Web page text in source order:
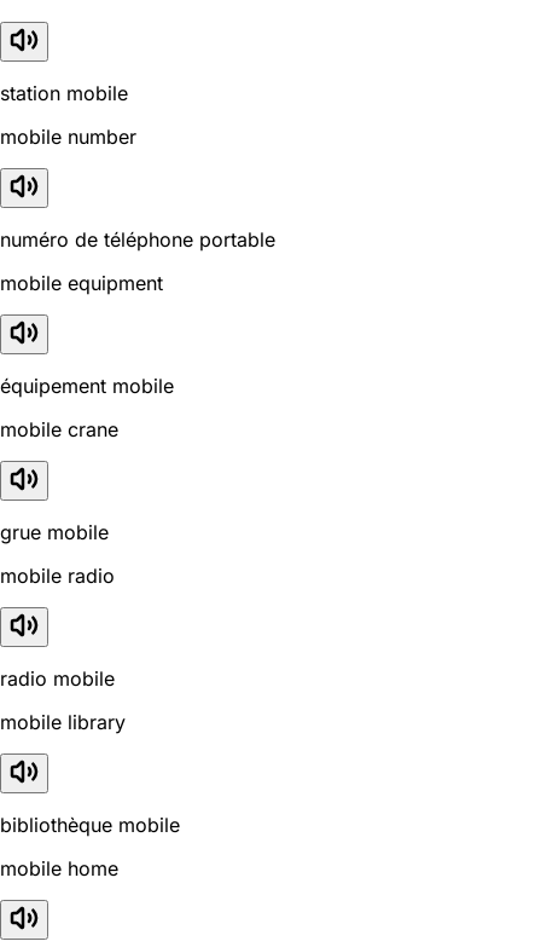
station mobile
mobile number
numéro de téléphone portable
mobile equipment
équipement mobile
mobile crane
grue mobile
mobile radio
radio mobile
mobile library
bibliothèque mobile
mobile home